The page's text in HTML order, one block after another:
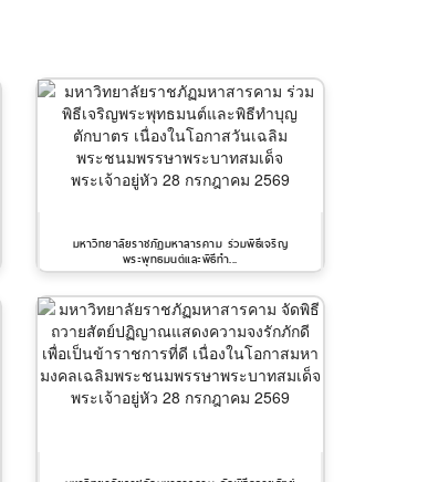
มหาวิทยาลัยราชภัฏมหาสารคาม ร่วมพิธีเจริญ
พระพุทธมนต์และพิธีทำ...